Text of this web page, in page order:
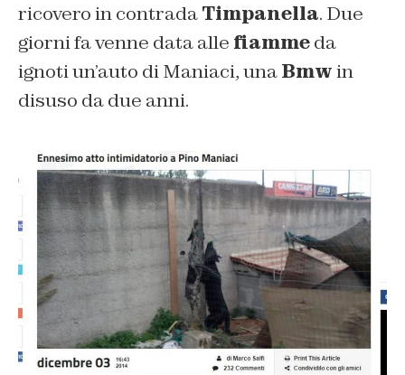
ricovero in contradaTimpanella. Due
giorni fa venne data alle fiammeda
ignoti un’auto di Maniaci, unaBmwin
disuso da due anni.